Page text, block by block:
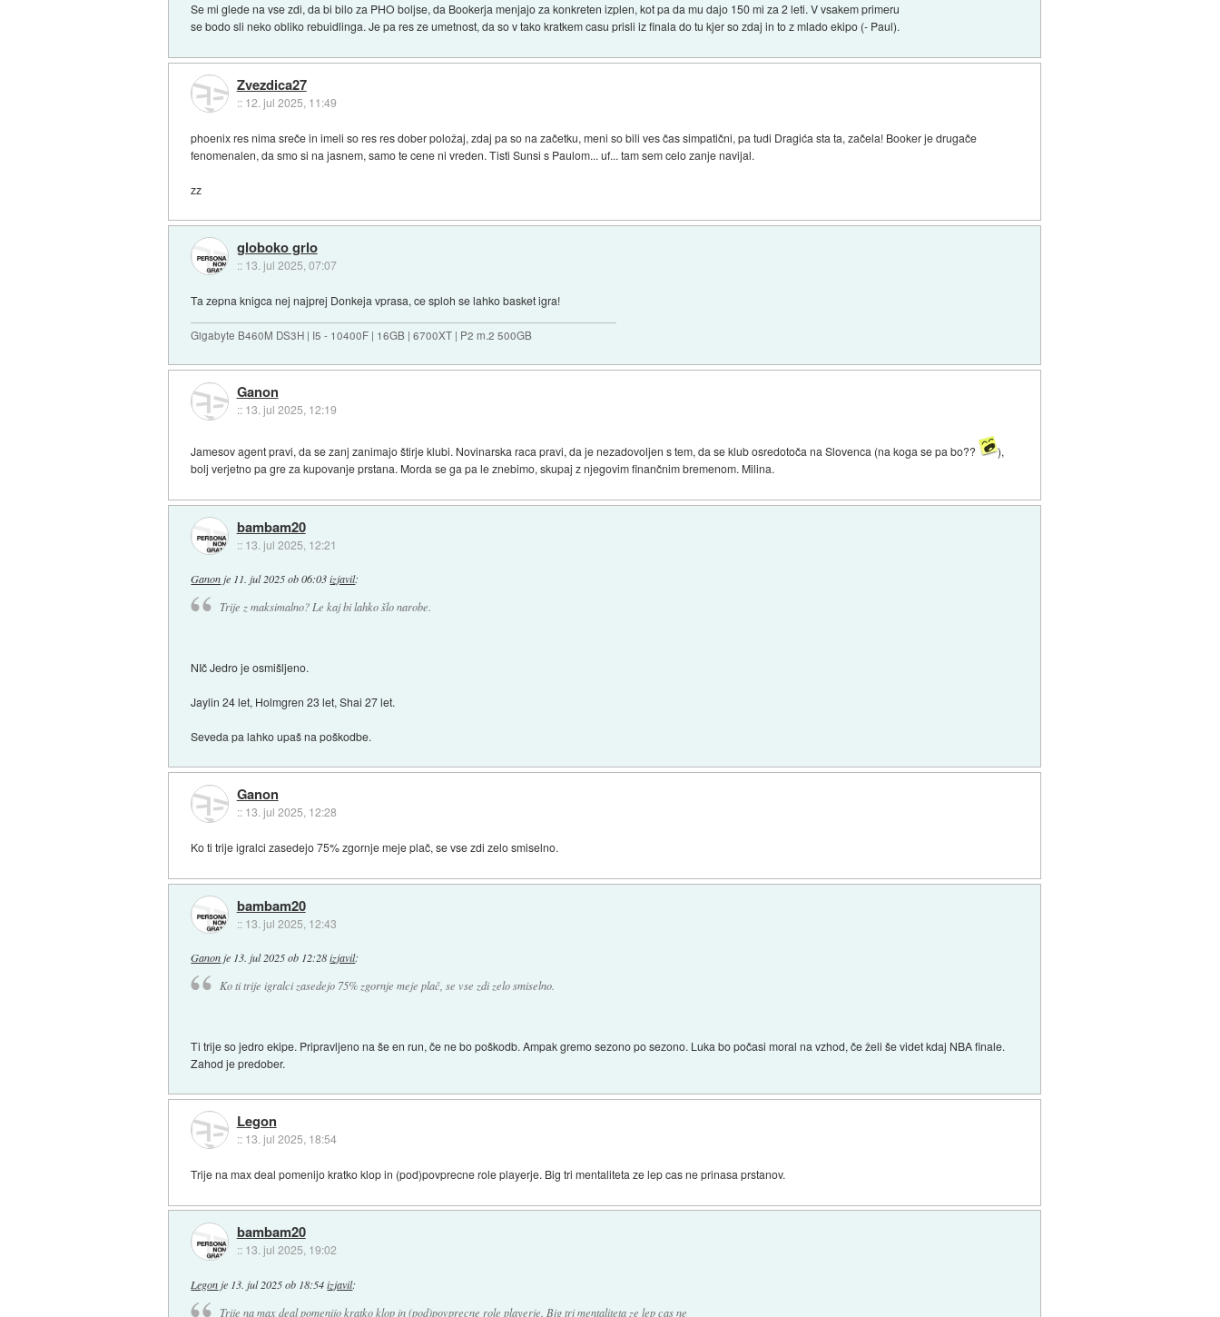
Se mi glede na vse zdi, da bi bilo za PHO boljse, da Bookerja menjajo za konkreten izplen, kot pa da mu dajo 150 mi za 2 leti. V vsakem primeru
se bodo sli neko obliko rebuidlinga. Je pa res ze umetnost, da so v tako kratkem casu prisli iz finala do tu kjer so zdaj in to z mlado ekipo (- Paul).
Zvezdica27
:: 12. jul 2025, 11:49
phoenix res nima sreče in imeli so res res dober položaj, zdaj pa so na začetku, meni so bili ves čas simpatični, pa tudi Dragića sta ta, začela! Booker je drugače
fenomenalen, da smo si na jasnem, samo te cene ni vreden. Tisti Sunsi s Paulom... uf... tam sem celo zanje navijal.
zz
globoko grlo
:: 13. jul 2025, 07:07
Ta zepna knigca nej najprej Donkeja vprasa, ce sploh se lahko basket igra!
Gigabyte B460M DS3H | I5 - 10400F | 16GB | 6700XT | P2 m.2 500GB
Ganon
:: 13. jul 2025, 12:19
Jamesov agent pravi, da se zanj zanimajo štirje klubi. Novinarska raca pravi, da je nezadovoljen s tem, da se klub osredotoča na Slovenca (na koga se pa bo??
),
bolj verjetno pa gre za kupovanje prstana. Morda se ga pa le znebimo, skupaj z njegovim finančnim bremenom. Milina.
bambam20
:: 13. jul 2025, 12:21
Ganonje 11. jul 2025 ob 06:03 izjavil:
Trije z maksimalno? Le kaj bi lahko šlo narobe.
NIč Jedro je osmišljeno.
Jaylin 24 let, Holmgren 23 let, Shai 27 let.
Seveda pa lahko upaš na poškodbe.
Ganon
:: 13. jul 2025, 12:28
Ko ti trije igralci zasedejo 75% zgornje meje plač, se vse zdi zelo smiselno.
bambam20
:: 13. jul 2025, 12:43
Ganonje 13. jul 2025 ob 12:28 izjavil:
Ko ti trije igralci zasedejo 75% zgornje meje plač, se vse zdi zelo smiselno.
Ti trije so jedro ekipe. Pripravljeno na še en run, če ne bo poškodb. Ampak gremo sezono po sezono. Luka bo počasi moral na vzhod, če želi še videt kdaj NBA finale.
Zahod je predober.
Legon
:: 13. jul 2025, 18:54
Trije na max deal pomenijo kratko klop in (pod)povprecne role playerje. Big tri mentaliteta ze lep cas ne prinasa prstanov.
bambam20
:: 13. jul 2025, 19:02
Legon je 13. jul 2025 ob 18:54 izjavil:
Trije na max deal pomenijo kratko klop in (pod)povprecne role playerje. Big tri mentaliteta ze lep cas ne